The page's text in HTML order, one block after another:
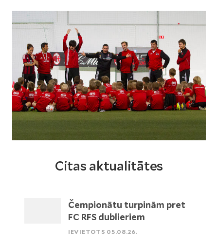
Citas aktualitātes
Čempionātu turpinām pret
FC RFS dublieriem
IEVIETOTS 05.08.26.